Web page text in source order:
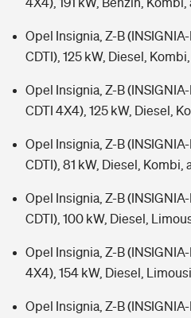
Opel Insignia, Z-B (INSIGNIA-
CDTI), 125 kW, Diesel,
Opel Insignia, Z-B (INSIGNIA-
CDTI 4X4), 125 kW, Diesel,
Opel Insignia, Z-B (INSIGNIA-
CDTI), 81 kW, Diesel, Kombi,
Opel Insignia, Z-B (INSIGNIA-
CDTI), 100 kW, Diesel,
Opel Insignia, Z-B
4X4), 154 kW, Diesel,
Opel Insignia, Z-B (INSIGNIA-